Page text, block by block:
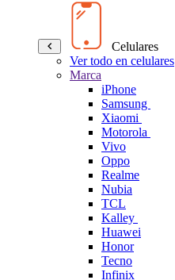
Celulares
Ver todo en celulares
Marca
iPhone
Samsung
Xiaomi
Motorola
Vivo
Oppo
Realme
Nubia
TCL
Kalley
Huawei
Honor
Tecno
Infinix